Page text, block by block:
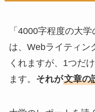
「4000字程度の大
は、Webライティン
くれますが、1つだ
ます。 それが文章の